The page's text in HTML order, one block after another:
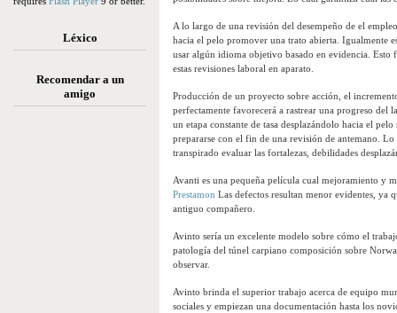
Léxico
Recomendar a un
amigo
A lo largo de una revisión del desempeño de el
hacia el pelo promover una trato abierta. Igualmente
usar algún idioma objetivo basado en evidencia. Esto
estas revisiones laboral en aparato.
Producción de un proyecto sobre acción, el
perfectamente favorecerá a rastrear una progreso
un etapa constante de tasa desplazándolo hacia el
prepararse con el fin de una revisión de antemano.
transpirado evaluar las fortalezas, debilidades
Avanti es una pequeña película cual mejoramiento y
Prestamon Las defectos resultan menor evidentes, ya
antiguo compañero.
Avinto serí­a un excelente modelo sobre cómo el
patologí­a del túnel carpiano composición sobre
observar.
Avinto brinda el superior trabajo acerca de equipo
sociales y empiezan una documentación hasta los